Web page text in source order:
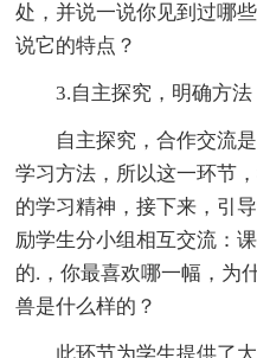
处，并说一说你见到过哪
说它的特点？
3.自主探究，明确方法
自主探究，合作交流是
学习方法，所以这一环节
的学习精神，接下来，引
励学生分小组相互交流：
的.，你最喜欢哪一幅，为
兽是什么样的？